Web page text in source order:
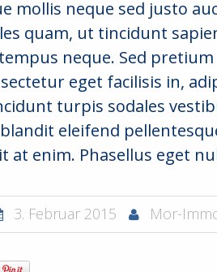
mollis neque sed justo
quam, ut tincidunt
neque. Sed
eget facilisis in,
turpis sodales
eleifend
at enim. Phasellus eget
3. Februar 2015 Mor-